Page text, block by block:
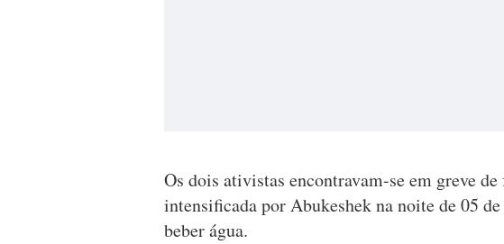
Os dois ativistas encontravam-se em greve de
intensificada por Abukeshek na noite de 05
beber água.